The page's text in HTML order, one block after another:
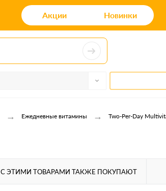
Акции Новинки
→ Ежедневные витамины → Two-Per-Day
С ЭТИМИ ТОВАРАМИ ТАКЖЕ ПОКУПАЮТ